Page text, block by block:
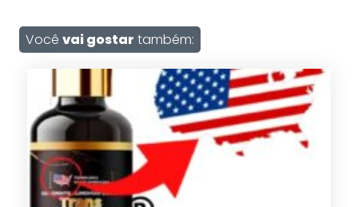
Você vai gostar também: